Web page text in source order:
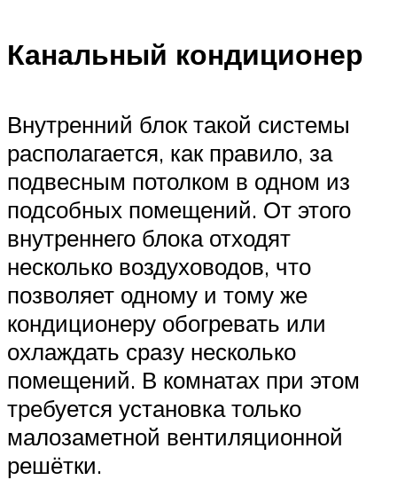
Канальный кондиционер
Внутренний блок такой системы
располагается, как правило, за
подвесным потолком в одном из
подсобных помещений. От этого
внутреннего блока отходят
несколько воздуховодов, что
позволяет одному и тому же
кондиционеру обогревать или
охлаждать сразу несколько
помещений. В комнатах при этом
требуется установка только
малозаметной вентиляционной
решётки.